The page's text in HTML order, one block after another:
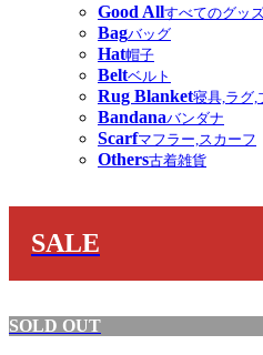
Good Allすべてのグッ
Bagバッグ
Hat帽子
Beltベルト
Rug Blanket寝具,ラグ,
Bandanaバンダナ
Scarfマフラー,スカーフ
Others古着雑貨
SALE
SOLD OUT